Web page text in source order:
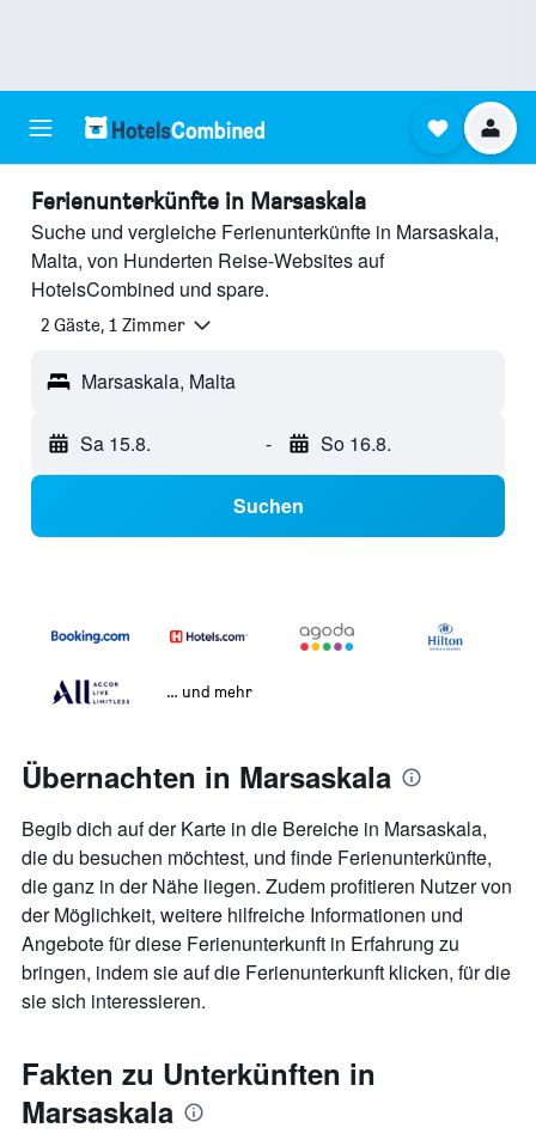
Ferienunterkünfte in Marsaskala
Suche und vergleiche Ferienunterkünfte in Marsaskala,
Malta, von Hunderten Reise-Websites auf
HotelsCombined und spare.
2 Gäste, 1 Zimmer
Marsaskala, Malta
Sa 15.8. - So 16.8.
Suchen
… und mehr
Übernachten in Marsaskala
Begib dich auf der Karte in die Bereiche in Marsaskala,
die du besuchen möchtest, und finde Ferienunterkünfte,
die ganz in der Nähe liegen. Zudem profitieren Nutzer von
der Möglichkeit, weitere hilfreiche Informationen und
Angebote für diese Ferienunterkunft in Erfahrung zu
bringen, indem sie auf die Ferienunterkunft klicken, für die
sie sich interessieren.
Fakten zu Unterkünften in
Marsaskala